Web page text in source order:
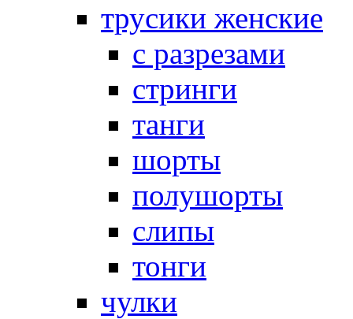
трусики женские
с разрезами
стринги
танги
шорты
полушорты
слипы
тонги
чулки